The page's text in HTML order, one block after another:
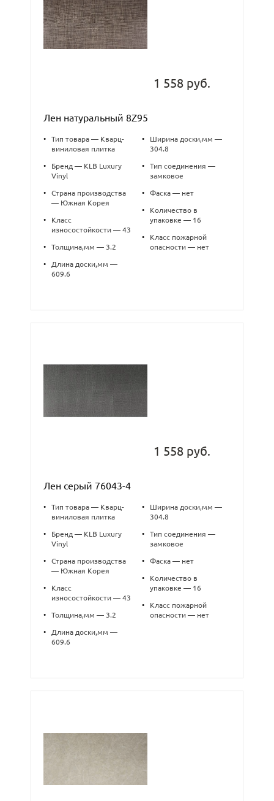
1 558 руб.
Лен натуральный 8Z95
•
Тип товара — Кварц-
виниловая плитка
•
Бренд — KLB Luxury
Vinyl
•
Страна производства
— Южная Корея
•
Класс
износостойкости — 43
• Толщина,мм — 3.2
•
Длина доски,мм —
609.6
•
Ширина доски,мм —
304.8
•
Тип соединения —
замковое
• Фаска — нет
•
Количество в
упаковке — 16
•
Класс пожарной
опасности — нет
1 558 руб.
Лен серый 76043-4
•
Тип товара — Кварц-
виниловая плитка
•
Бренд — KLB Luxury
Vinyl
•
Страна производства
— Южная Корея
•
Класс
износостойкости — 43
• Толщина,мм — 3.2
•
Длина доски,мм —
609.6
•
Ширина доски,мм —
304.8
•
Тип соединения —
замковое
• Фаска — нет
•
Количество в
упаковке — 16
•
Класс пожарной
опасности — нет